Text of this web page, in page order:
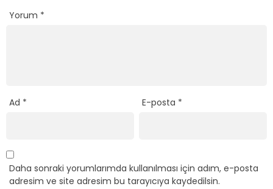
Yorum *
Ad * E-posta *
Daha sonraki yorumlarımda kullanılması için adım, e-posta
adresim ve site adresim bu tarayıcıya kaydedilsin.